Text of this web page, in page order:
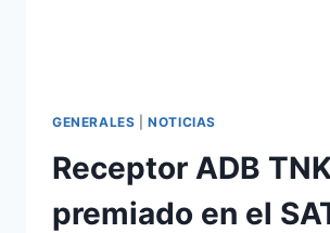
GENERALES |NOTICIAS
Receptor ADB
premiado en el